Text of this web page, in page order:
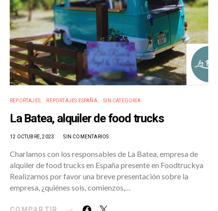
REPORTAJES REPORTAJES ESPAÑA SIN CATEGORÍA
La Batea, alquiler de food trucks
12 OCTUBRE, 2023 SIN COMENTARIOS
Charlamos con los responsables de La Batea, empresa de
alquiler de food trucks en España presente en Foodtruckya
Realizarnos por favor una breve presentación sobre la
empresa, ¿quiénes sois, comienzos,…